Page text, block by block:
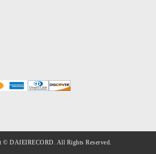
© DAIEIRECORD. All Rights Reserved.